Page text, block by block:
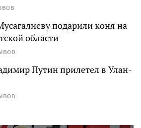
подарили коня на
области
Путин прилетел в Улан-